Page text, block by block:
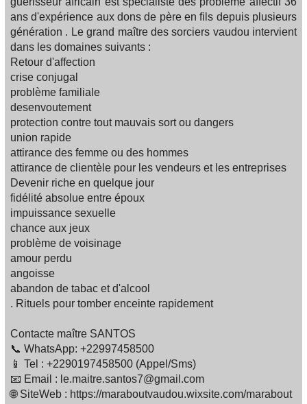
ans d'expérience aux dons de père en fils depuis plusieurs
génération . Le grand maître des sorciers vaudou intervient
dans les domaines suivants :
Retour d'affection
crise conjugal
problème familiale
desenvoutement
protection contre tout mauvais sort ou dangers
union rapide
attirance des femme ou des hommes
attirance de clientèle pour les vendeurs et les entreprises
Devenir riche en quelque jour
fidélité absolue entre époux
impuissance sexuelle
chance aux jeux
problème de voisinage
amour perdu
angoisse
abandon de tabac et d'alcool
. Rituels pour tomber enceinte rapidement
Contacte maître SANTOS
📞 WhatsApp: +22997458500
📱 Tel : +2290197458500 (Appel/Sms)
📧 Email : le.maitre.santos7@gmail.com
🌐 SiteWeb : https://maraboutvaudou.wixsite.com/marabout